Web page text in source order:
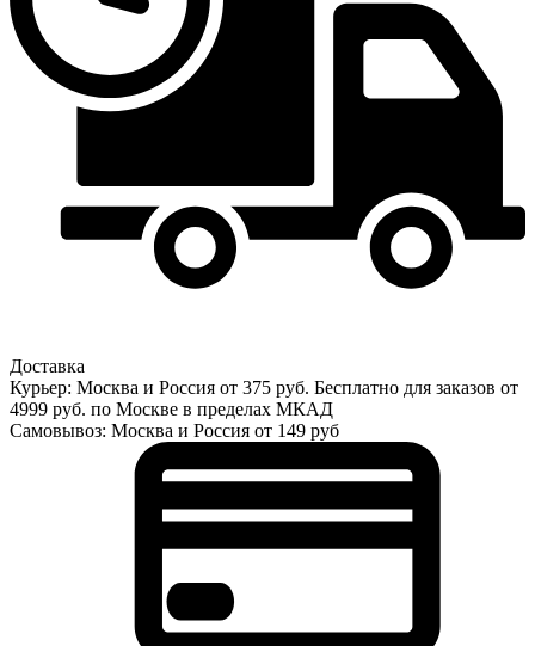
Доставка
Курьер: Москва и Россия от 375 руб. Бесплатно для заказов от
4999 руб. по Москве в пределах МКАД
Самовывоз: Москва и Россия от 149 руб